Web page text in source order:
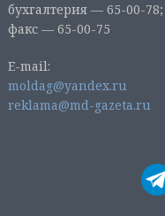
бухгалтерия — 65-00-78;
факс — 65-00-75
E-mail:
moldag@yandex.ru
reklama@md-gazeta.ru